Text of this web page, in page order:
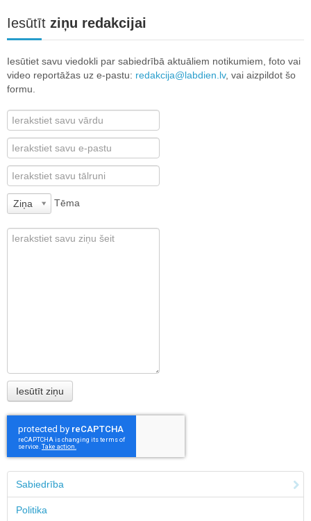
Iesūtīt ziņu redakcijai
Iesūtiet savu viedokli par sabiedrībā aktuāliem notikumiem, foto vai
video reportāžas uz e-pastu: redakcija@labdien.lv, vai aizpildot šo
formu.
Ziņa Tēma
Sabiedrība
Politika